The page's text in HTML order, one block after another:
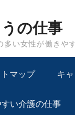
の仕事
多い女性が働きや
マップ キ
い介護の仕事